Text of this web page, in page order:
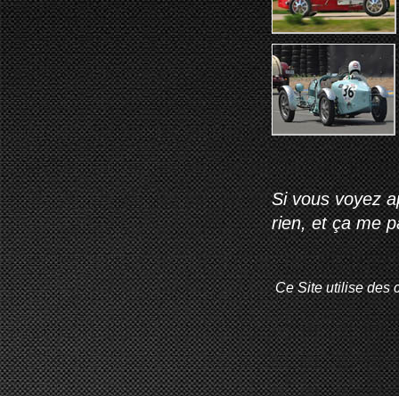
Si vous voyez
rien, et ça me
Ce Site utilise des